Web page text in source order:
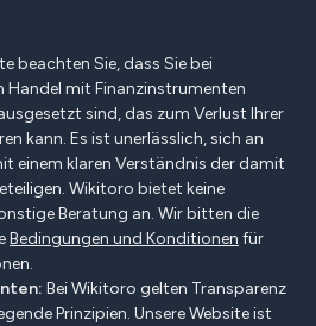
beachten Sie, dass Sie bei
Handel mit Finanzinstrumenten
sind, das zum Verlust Ihrer
kann. Es ist unerlässlich, sich an
einem klaren Verständnis der damit
Wikitoro bietet keine
Beratung an. Wir bitten die
Bedingungen und Konditionen für
Bei Wikitoro gelten Transparenz
Prinzipien. Unsere Website ist